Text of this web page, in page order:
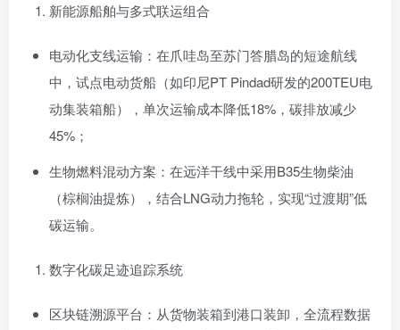
新能源船舶与多式联运组合
电动化支线运输：在爪哇岛至苏门答腊岛的短途航线
中，试点电动货船（如印尼PT Pindad研发的200TEU电
动集装箱船），单次运输成本降低18%，碳排放减少
45%；
生物燃料混动方案：在远洋干线中采用B35生物柴油
（棕榈油提炼），结合LNG动力拖轮，实现“过渡期”低
碳运输。
数字化碳足迹追踪系统
区块链溯源平台：从货物装箱到港口装卸，全流程数据